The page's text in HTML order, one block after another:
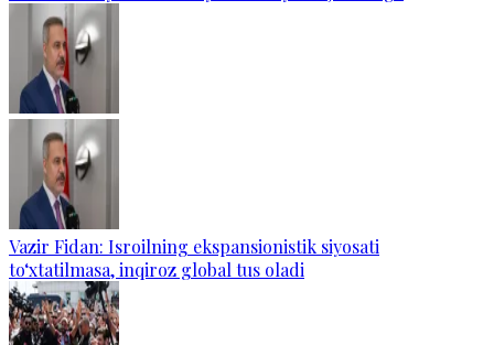
Vazir Fidan: Isroilning ekspansionistik siyosati
to‘xtatilmasa, inqiroz global tus oladi